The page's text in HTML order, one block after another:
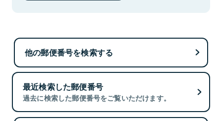
他の郵便番号を検索する
最近検索した郵便番号
過去に検索した郵便番号をご覧いただけます。